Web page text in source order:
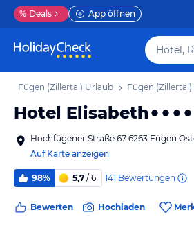
% Deals App öffnen
Fügen (Zillertal) Urlaub Fügen
Hotel Elisabeth
Hochfügener Straße 67 6263 Fügen
Auf Karte anzeigen
98% 5,7 / 6 141 Bewertungen
Bewerten Hochladen